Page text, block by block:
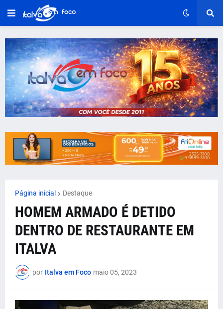
Página inicial Destaque
HOMEM ARMADO É DETIDO
DENTRO DE RESTAURANTE EM
ITALVA
por Italva em Foco maio 05, 2023